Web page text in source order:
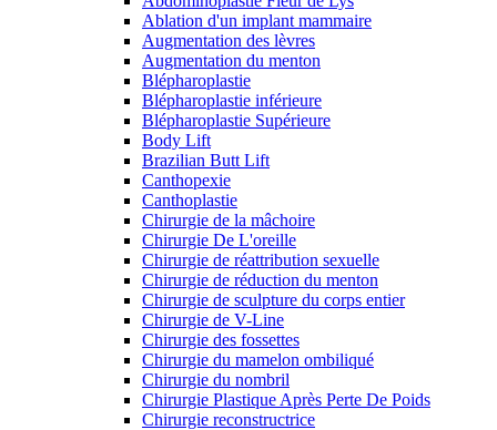
Ablation d'un implant mammaire
Augmentation des lèvres
Augmentation du menton
Blépharoplastie
Blépharoplastie inférieure
Blépharoplastie Supérieure
Body Lift
Brazilian Butt Lift
Canthopexie
Canthoplastie
Chirurgie de la mâchoire
Chirurgie De L'oreille
Chirurgie de réattribution sexuelle
Chirurgie de réduction du menton
Chirurgie de sculpture du corps entier
Chirurgie de V-Line
Chirurgie des fossettes
Chirurgie du mamelon ombiliqué
Chirurgie du nombril
Chirurgie Plastique Après Perte De Poids
Chirurgie reconstructrice